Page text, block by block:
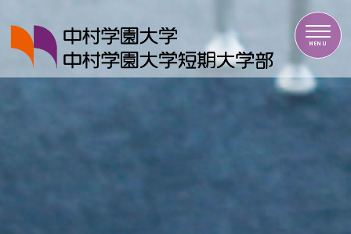
中村学園大学・中村学園大学短期大学部
MENU